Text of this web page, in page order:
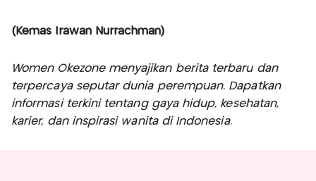
(Kemas Irawan Nurrachman)
Women Okezone menyajikan berita terbaru dan
terpercaya seputar dunia perempuan. Dapatkan
informasi terkini tentang gaya hidup, kesehatan,
karier, dan inspirasi wanita di Indonesia.